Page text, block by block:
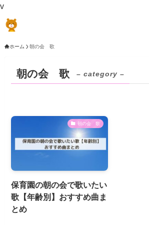
v
ホーム 朝の会 歌
朝の会 歌 – category –
朝の会 歌
保育園の朝の会で歌いたい
歌【年齢別】おすすめ曲ま
とめ